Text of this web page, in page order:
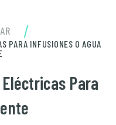
/
PARA INFUSIONES O AGUA
Para